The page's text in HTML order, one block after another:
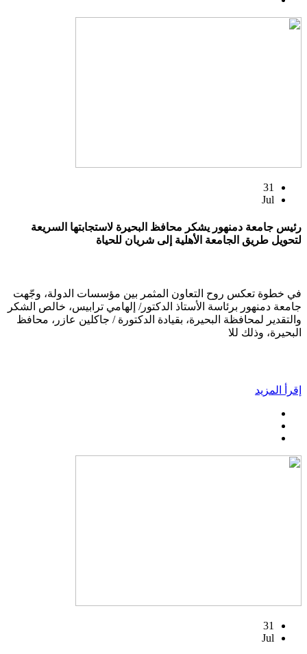
31
Jul
رئيس جامعة دمنهور يشكر محافظ البحيرة لاستجابتها السريعة
لتحويل طريق الجامعة الأهلية إلى شريان للحياة
في خطوة تعكس روح التعاون المثمر بين مؤسسات الدولة، وجّهت
جامعة دمنهور برئاسة الأستاذ الدكتور/ إلهامي ترابيس، خالص الشكر
والتقدير لمحافظة البحيرة، بقيادة الدكتورة / جاكلين عازر، محافظ
البحيرة، وذلك للا
إقرأ المزيد
31
Jul